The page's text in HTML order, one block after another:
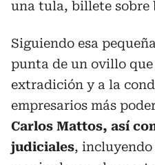
una tula, billete sobre
Siguiendo esa
punta de un ovillo
extradición y a la
empresarios más
Carlos Mattos, así
judiciales, incluyendo